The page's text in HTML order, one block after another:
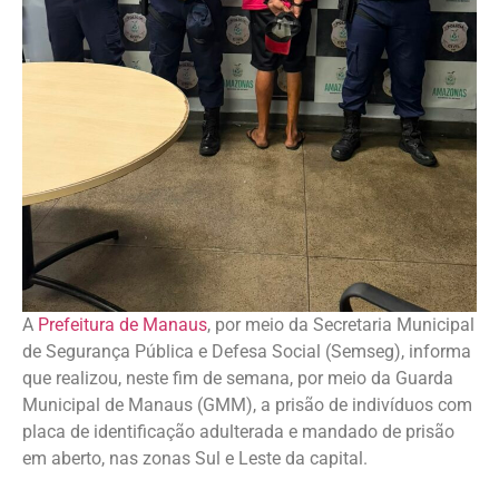
A Prefeitura de Manaus, por meio da Secretaria Municipal
de Segurança Pública e Defesa Social (Semseg), informa
que realizou, neste fim de semana, por meio da Guarda
Municipal de Manaus (GMM), a prisão de indivíduos com
placa de identificação adulterada e mandado de prisão
em aberto, nas zonas Sul e Leste da capital.